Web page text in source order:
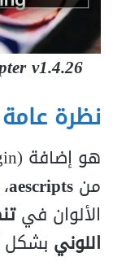
v1.4.26
نظرة عامة
هو إضافة (plugin) مبتكرة لـ
من aescripts
الألوان في
اللوني بشكل